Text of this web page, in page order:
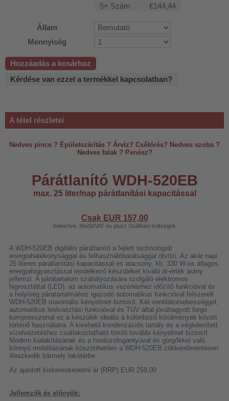
5+ Szám
€144,44
Állam
Mennyiség
Hozzáadás a kosárhoz
Kérdése van ezzel a termékkel kapcsolatban?
A tétel részletei
Nedves pince ? Épületszárítás ? Árvíz? Csőtörés? Nedves szoba ?
Nedves falak ? Penész?
Párátlanító WDH-520EB
max. 25 liter/nap párátlanítási kapacitással
Csak EUR 157,00
beleértve. MwSt/VAT és plusz Szállítási költségek
A WDH-520EB digitális párátlanító a fejlett technológiát
energiahatékonysággal és felhasználóbarátsággal ötvözi. Az akár napi
25 literes párátlanítási kapacitással és alacsony, kb. 330 W-os átlagos
energiafogyasztással rendelkező készüléket kiváló ár-érték arány
jellemzi. A páratartalom szabályozására szolgáló elektromos
higrosztáttal (LED), az automatikus vezérléshez időzítő funkcióval és
a helyiség páratartalmához igazodó automatikus funkcióval felszerelt
WDH-520EB maximális kényelmet biztosít. Két ventilátorsebességgel,
automatikus leolvasztási funkcióval és TÜV által jóváhagyott forgó
kompresszorral ez a készülék ideális a különböző körülmények között
történő használatra. A kivehető kondenzációs tartály és a végtelenített
vízelvezetéshez csatlakoztatható tömlő további kényelmet biztosít.
Modern kialakításának és a hordozófogantyúval és görgőkkel való
könnyű mobilitásának köszönhetően a WDH-520EB zökkenőmentesen
illeszkedik bármely lakótérbe.
Az ajánlott kiskereskedelmi ár (RRP) EUR 259,00
Jellemzők és előnyök: